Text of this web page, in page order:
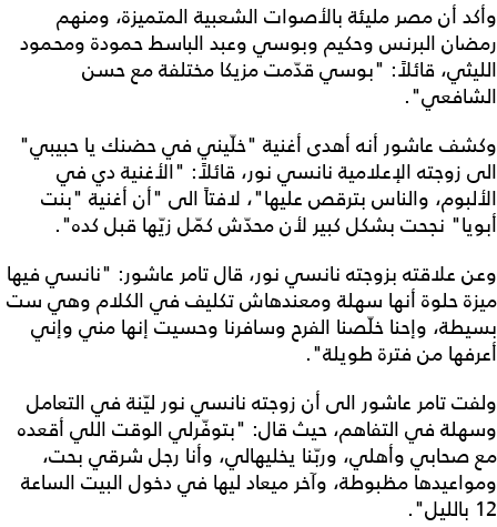
وأكد أن مصر مليئة بالأصوات الشعبية المتميزة، ومنهم
رمضان البرنس وحكيم وبوسي وعبد الباسط حمودة ومحمود
الليثي، قائلاً: "بوسي قدّمت مزيكا مختلفة مع حسن
الشافعي".
وكشف عاشور أنه أهدى أغنية "خلّيني في حضنك يا حبيبي"
الى زوجته الإعلامية نانسي نور، قائلاً: "الأغنية دي في
الألبوم، والناس بترقص عليها"، لافتاً الى "أن أغنية "بنت
أبويا" نجحت بشكل كبير لأن محدّش كمّل زيّها قبل كده".
وعن علاقته بزوجته نانسي نور، قال تامر عاشور: "نانسي فيها
ميزة حلوة أنها سهلة ومعندهاش تكليف في الكلام وهي ست
بسيطة، وإحنا خلّصنا الفرح وسافرنا وحسيت إنها مني وإني
أعرفها من فترة طويلة".
ولفت تامر عاشور الى أن زوجته نانسي نور ليّنة في التعامل
وسهلة في التفاهم، حيث قال: "بتوفّرلي الوقت اللي أقعده
مع صحابي وأهلي، وربّنا يخليهالي، وأنا رجل شرقي بحت،
ومواعيدها مظبوطة، وآخر ميعاد ليها في دخول البيت الساعة
12 بالليل".